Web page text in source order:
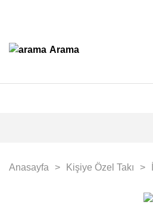
Arama
Anasayfa Kişiye Özel Takı